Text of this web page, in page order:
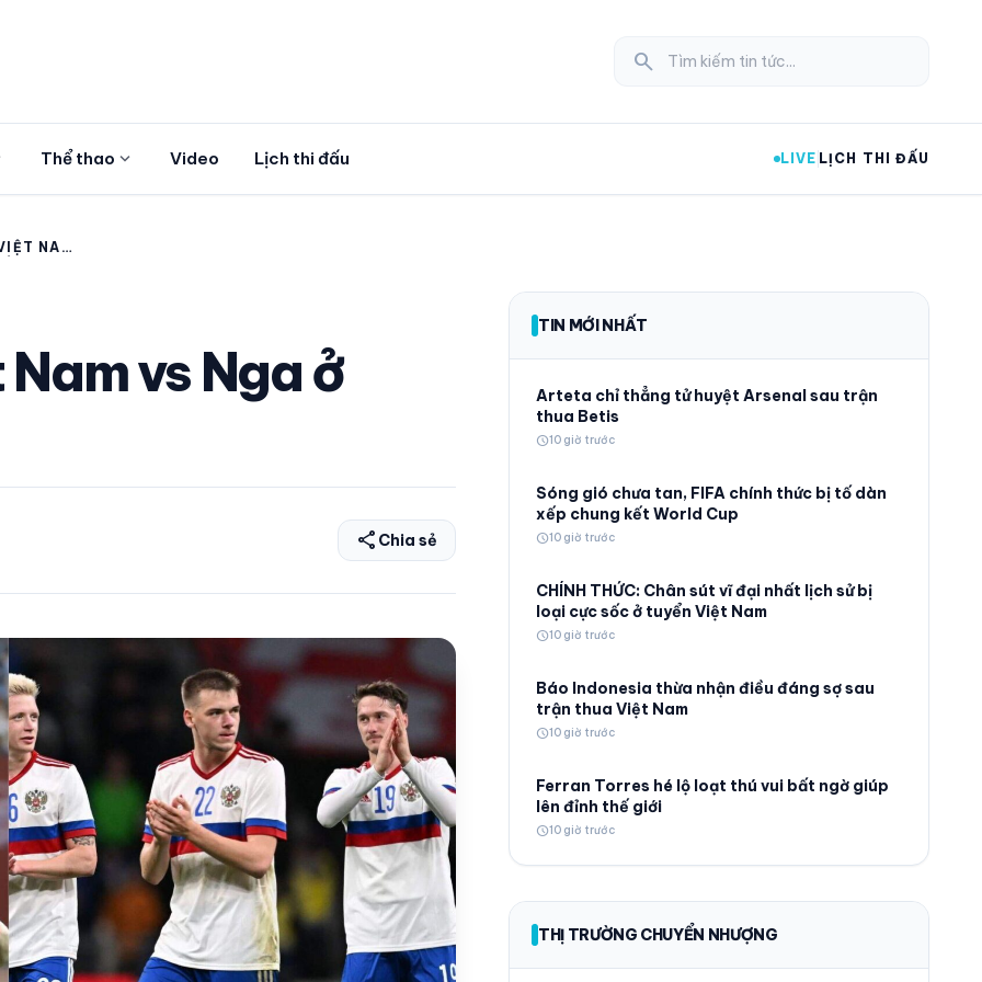
search
Thể thao expand_more Video Lịch thi đấu LIVE LỊCH THI ĐẤU
NAM
vs Nga ở
share Chia sẻ
TIN MỚI NHẤT
Arteta chỉ thẳng tử huyệt Arsenal sau trận
thua Betis
schedule10 giờ trước
Sóng gió chưa tan, FIFA chính thức bị tố dàn
xếp chung kết World Cup
schedule10 giờ trước
CHÍNH THỨC: Chân sút vĩ đại nhất lịch sử bị
loại cực sốc ở tuyển Việt Nam
schedule10 giờ trước
Báo Indonesia thừa nhận điều đáng sợ sau
trận thua Việt Nam
schedule10 giờ trước
Ferran Torres hé lộ loạt thú vui bất ngờ giúp
lên đỉnh thế giới
schedule10 giờ trước
THỊ TRƯỜNG CHUYỂN NHƯỢNG